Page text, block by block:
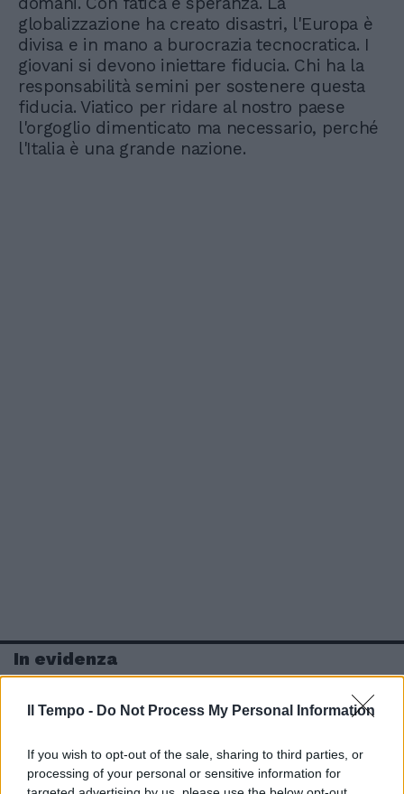
Il Tempo - Do Not Process My Personal Information
If you wish to opt-out of the sale, sharing to third parties, or
processing of your personal or sensitive information for
globalizzazione ha creato disastri, l'Europa è
divisa e in mano a burocrazia tecnocratica. I
giovani si devono iniettare fiducia. Chi ha la
responsabilità semini per sostenere questa
fiducia. Viatico per ridare al nostro paese
l'orgoglio dimenticato ma necessario, perché
l'Italia è una grande nazione.
In evidenza